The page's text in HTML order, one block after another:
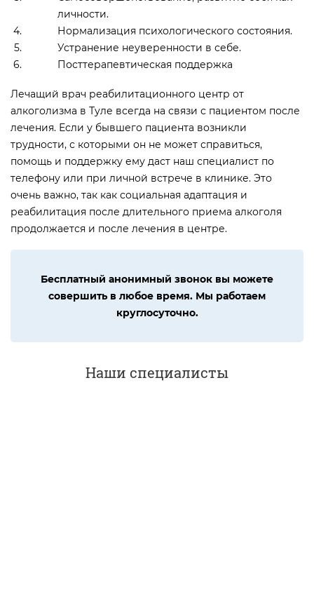
личности.
Нормализация психологического состояния.
Устранение неуверенности в себе.
Посттерапевтическая поддержка
Лечащий врач реабилитационного центр от
алкоголизма в Туле всегда на связи с пациентом после
лечения. Если у бывшего пациента возникли
трудности, с которыми он не может справиться,
помощь и поддержку ему даст наш специалист по
телефону или при личной встрече в клинике. Это
очень важно, так как социальная адаптация и
реабилитация после длительного приема алкоголя
продолжается и после лечения в центре.
Бесплатный анонимный звонок вы можете
совершить в любое время. Мы работаем
круглосуточно.
Наши специалисты